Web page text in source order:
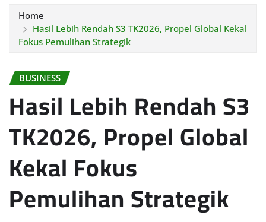
Home
Hasil Lebih Rendah S3 TK2026, Propel Global Kekal
Fokus Pemulihan Strategik
BUSINESS
Hasil Lebih Rendah S3
TK2026, Propel Global
Kekal Fokus
Pemulihan Strategik